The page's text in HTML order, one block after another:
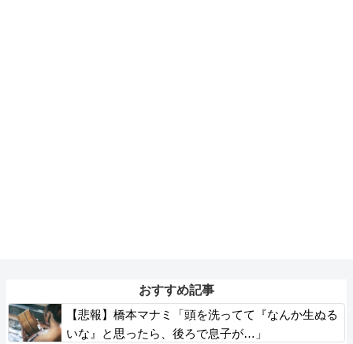
おすすめ記事
【悲報】橋本マナミ「頭を洗ってて『なんか生ぬる
いな』と思ったら、後ろで息子が…」